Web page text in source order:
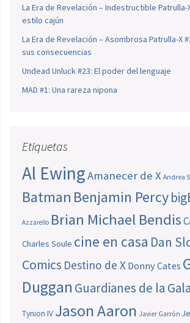
La Era de Revelación – Indestructible Patrulla-
estilo cajún
La Era de Revelación – Asombrosa Patrulla-X
sus consecuencias
Undead Unluck #23: El poder del lenguaje
MAD #1: Una rareza nipona
Etiquetas
Al EwingAmanecer de X Andrea
Batman Benjamin Percy
Azzarello Brian Michael Bendis
Charles Soule cine en casa Dan
Comics Destino de X Donny Cates
Duggan Guardianes de la
Tynion IV Jason Aaron Javier Garrón